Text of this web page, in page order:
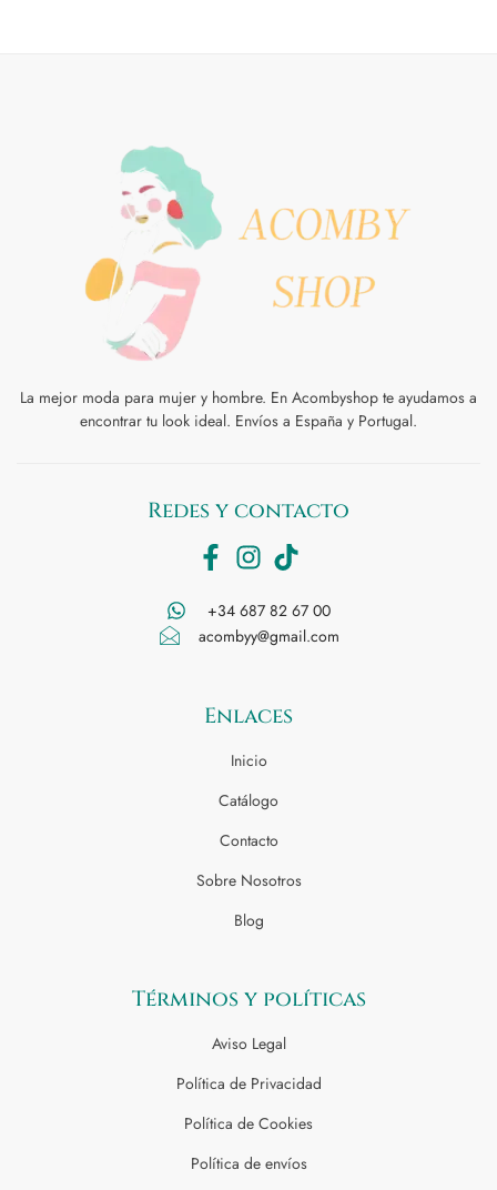
La mejor moda para mujer y hombre. En Acombyshop te ayudamos a
encontrar tu look ideal. Envíos a España y Portugal.
Redes y contacto
+34 687 82 67 00
acombyy@gmail.com
Enlaces
Inicio
Catálogo
Contacto
Sobre Nosotros
Blog
Términos y políticas
Aviso Legal
Política de Privacidad
Política de Cookies
Política de envíos